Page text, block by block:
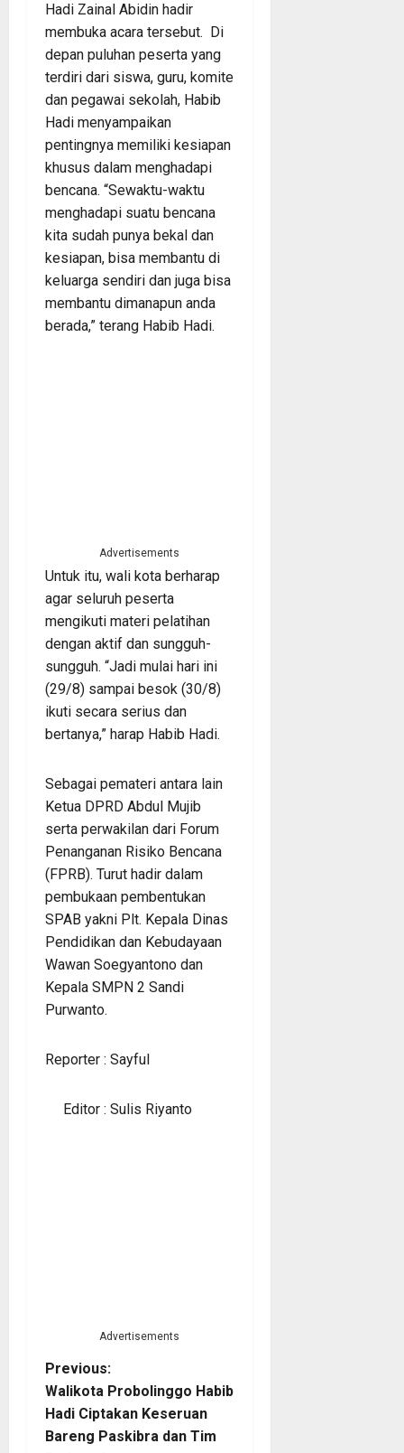
Hadi Zainal Abidin hadir
membuka acara tersebut. Di
depan puluhan peserta yang
terdiri dari siswa, guru, komite
dan pegawai sekolah, Habib
Hadi menyampaikan
pentingnya memiliki kesiapan
khusus dalam menghadapi
bencana. “Sewaktu-waktu
menghadapi suatu bencana
kita sudah punya bekal dan
kesiapan, bisa membantu di
keluarga sendiri dan juga bisa
membantu dimanapun anda
berada,” terang Habib Hadi.
Advertisements
Untuk itu, wali kota berharap
agar seluruh peserta
mengikuti materi pelatihan
dengan aktif dan sungguh-
sungguh. “Jadi mulai hari ini
(29/8) sampai besok (30/8)
ikuti secara serius dan
bertanya,” harap Habib Hadi.
Sebagai pemateri antara lain
Ketua DPRD Abdul Mujib
serta perwakilan dari Forum
Penanganan Risiko Bencana
(FPRB). Turut hadir dalam
pembukaan pembentukan
SPAB yakni Plt. Kepala Dinas
Pendidikan dan Kebudayaan
Wawan Soegyantono dan
Kepala SMPN 2 Sandi
Purwanto.
Reporter : Sayful
Editor : Sulis Riyanto
Advertisements
P
o
Previous:
Walikota Probolinggo Habib
Hadi Ciptakan Keseruan
Bareng Paskibra dan Tim